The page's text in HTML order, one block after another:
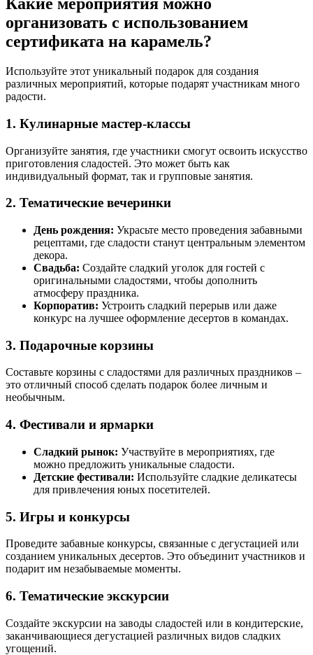
Какие мероприятия можно
организовать с использованием
сертификата на карамель?
Используйте этот уникальный подарок для создания
различных мероприятий, которые подарят участникам много
радости.
1. Кулинарные мастер-классы
Организуйте занятия, где участники смогут освоить искусство
приготовления сладостей. Это может быть как
индивидуальный формат, так и групповые занятия.
2. Тематические вечеринки
День рождения: Украсьте место проведения забавными
рецептами, где сладости станут центральным элементом
декора.
Свадьба: Создайте сладкий уголок для гостей с
оригинальными сладостями, чтобы дополнить
атмосферу праздника.
Корпоратив: Устроить сладкий перерыв или даже
конкурс на лучшее оформление десертов в командах.
3. Подарочные корзины
Составьте корзины с сладостями для различных праздников –
это отличный способ сделать подарок более личным и
необычным.
4. Фестивали и ярмарки
Сладкий рынок: Участвуйте в мероприятиях, где
можно предложить уникальные сладости.
Детские фестивали: Используйте сладкие деликатесы
для привлечения юных посетителей.
5. Игры и конкурсы
Проведите забавные конкурсы, связанные с дегустацией или
созданием уникальных десертов. Это объединит участников и
подарит им незабываемые моменты.
6. Тематические экскурсии
Создайте экскурсии на заводы сладостей или в кондитерские,
заканчивающиеся дегустацией различных видов сладких
угощений.